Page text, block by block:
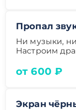
Пропал
Ни музыки,
Настроим
от 600 ₽
Экран